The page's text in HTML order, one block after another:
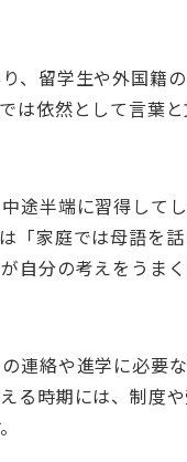
、留学生や外国籍
は依然として言葉
途半端に習得して
「家庭では母語を
自分の考えをうま
連絡や進学に必要
る時期には、制度